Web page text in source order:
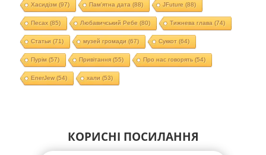
Хасидізм (97) Пам'ятна дата (88) JFuture (88)
Песах(85) Любавичський Ребе (80) Тижнева глава (74)
Статьи (71) музей громади (67) Суккот (64)
Пурім (57) Привітання(55) Про нас говорять (54)
EnerJew(54) хали (53)
КОРИСНІ ПОСИЛАННЯ